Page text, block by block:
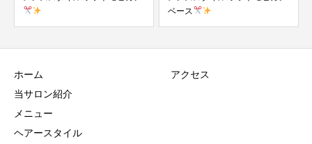
ベース
ホーム
当サロン紹介
メニュー
ヘアースタイル
アクセス